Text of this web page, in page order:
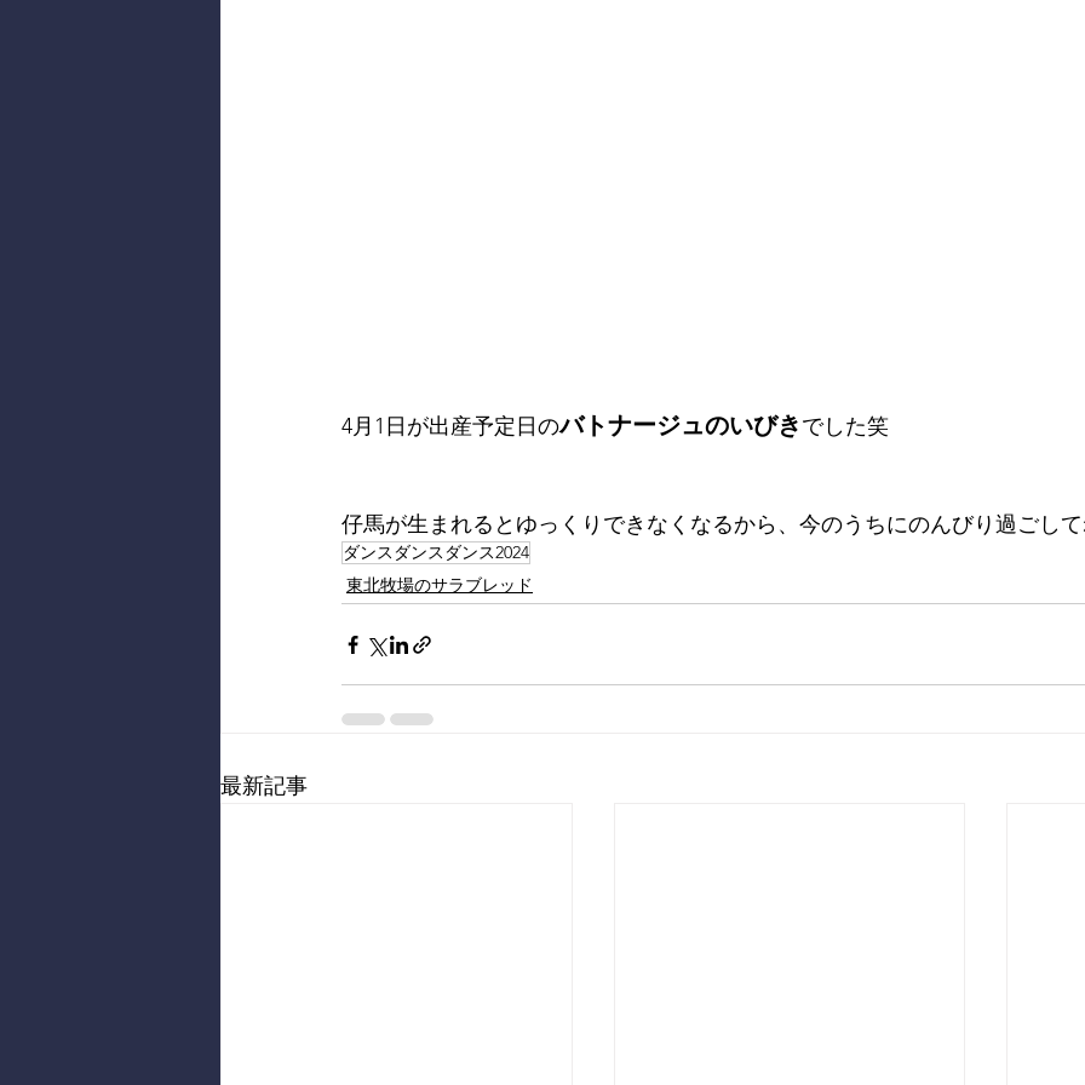
4月1日が出産予定日のバトナージュのいびきでした笑
仔馬が生まれるとゆっくりできなくなるから、今のうちにのんびり過ごし
ダンスダンスダンス2024
東北牧場のサラブレッド
最新記事